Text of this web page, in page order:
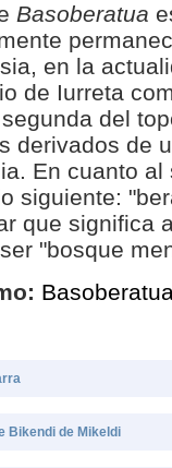
Basoberatua
en la
de Iurreta
del
derivados de
En cuanto
siguiente:
que significa
"bosque
Bikendi de Mikeldi